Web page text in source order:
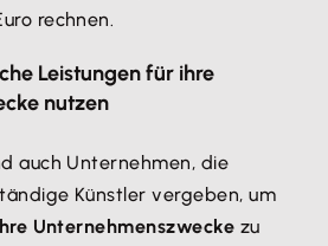
rechnen.
Leistungen für ihre
nutzen
auch Unternehmen, die
Künstler vergeben, um
Unternehmenszwecke zu